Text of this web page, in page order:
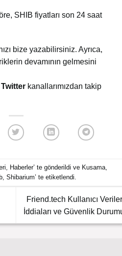
SHIB fiyatları son 24 saat
bize yazabilirsiniz. Ayrıca,
devamının gelmesini
Twitter kanallarımızdan takip
Haberler’ te gönderildi ve Kusama
,Shibarium’ te etiketlendi.
Friend.tech Kullanıcı
İddiaları ve Güvenlik